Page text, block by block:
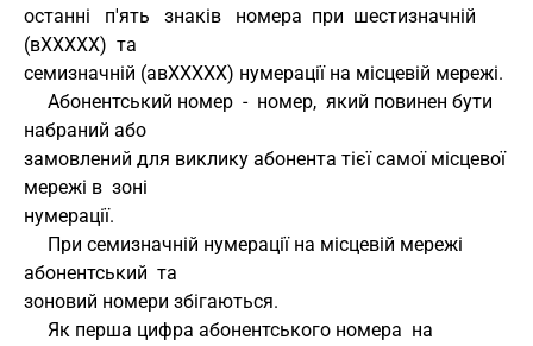
останні   п'ять   знаків   номера  при  шестизначній
(вXXXXX)  та
семизначній (авXXXXX) нумерації на місцевій мережі.
набраний або
замовлений для виклику абонента тієї самої місцевої
мережі в  зоні
нумерації.
абонентський  та
зоновий номери збігаються.